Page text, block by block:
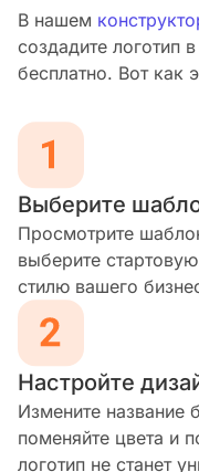
В нашем
создадите логотип
бесплатно. Вот как
Выберите
Просмотрите
выберите
стилю вашего
Настройте
Измените название
поменяйте цвета и
логотип не станет